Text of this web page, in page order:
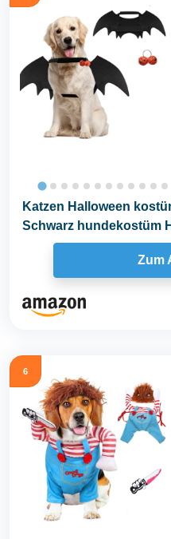
Katzen Halloween
Schwarz hundekostüm
Zum
6